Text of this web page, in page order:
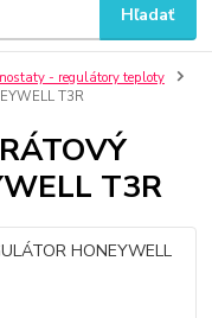
Hľadať
- regulátory teploty
T3R
T3R